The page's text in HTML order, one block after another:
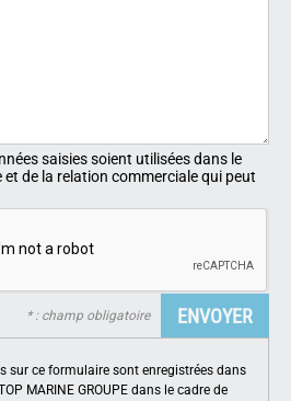
saisies soient utilisées dans le
de la relation commerciale qui peut
* : champ obligatoire
sur ce formulaire sont enregistrées dans
MARINE GROUPE dans le cadre de